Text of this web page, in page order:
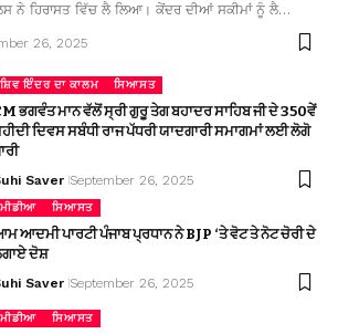
ਨੇ ਹਿਰਾਸਤ ਵਿੱਚ ਲੈ ਲਿਆ। ਕੇਂਦਰ ਦੀਆਂ ਸਕੀਮਾਂ ਨੂੰ ਲੈ…
26, 2025
ਸ਼ਿਵ ਇੰਦਰ ਦਾ ਕਾਲਮ ਸਿਆਸਤ
ਭਗਵੰਤ ਮਾਨ ਵੱਲੋਂ ਸ੍ਰੀ ਗੁਰੂ ਤੇਗ ਬਹਾਦਰ ਸਾਹਿਬ ਜੀ ਦੇ 350ਵੇਂ
ਦਿਵਸ ਸਬੰਧੀ ਰਾਜ ਪੱਧਰੀ ਯਾਦਗਾਰੀ ਸਮਾਗਮਾਂ ਲਈ ਲੋਗੋ
Saver September 26, 2025
ਮੀਡੀਆ ਸਿਆਸਤ
ਆਦਮੀ ਪਾਰਟੀ ਪੰਜਾਬ ਪ੍ਰਧਾਨ ਨੇ BJP ‘ਤੇ ਵੋਟ ਤੇ ਨੋਟ ਚੋਰੀ ਦੇ
ਦੋਸ਼
Saver September 26, 2025
ਮੀਡੀਆ ਸਿਆਸਤ